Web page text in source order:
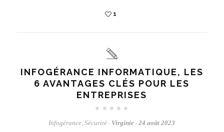
1
INFOGÉRANCE INFORMATIQUE, LES
6 AVANTAGES CLÉS POUR LES
ENTREPRISES
Infogérance,Sécurité - Virginie - 24 août 2023